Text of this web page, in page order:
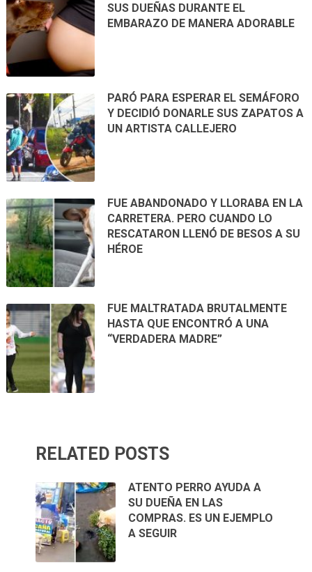
SUS DUEÑAS DURANTE EL
EMBARAZO DE MANERA ADORABLE
PARÓ PARA ESPERAR EL SEMÁFORO
Y DECIDIÓ DONARLE SUS ZAPATOS A
UN ARTISTA CALLEJERO
FUE ABANDONADO Y LLORABA EN LA
CARRETERA. PERO CUANDO LO
RESCATARON LLENÓ DE BESOS A SU
HÉROE
FUE MALTRATADA BRUTALMENTE
HASTA QUE ENCONTRÓ A UNA
“VERDADERA MADRE”
RELATED POSTS
ATENTO PERRO AYUDA A
SU DUEÑA EN LAS
COMPRAS. ES UN EJEMPLO
A SEGUIR